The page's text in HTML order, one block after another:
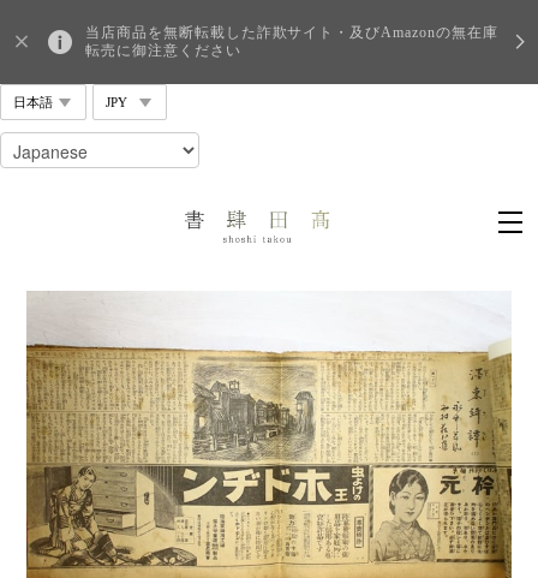
当店商品を無断転載した詐欺サイト・及びAmazonの無在庫
転売に御注意ください